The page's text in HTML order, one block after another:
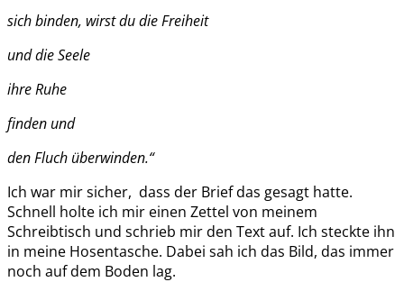
sich binden, wirst du die Freiheit
und die Seele
ihre Ruhe
finden und
den Fluch überwinden.“
Ich war mir sicher, dass der Brief das gesagt hatte.
Schnell holte ich mir einen Zettel von meinem
Schreibtisch und schrieb mir den Text auf. Ich steckte ihn
in meine Hosentasche. Dabei sah ich das Bild, das immer
noch auf dem Boden lag.